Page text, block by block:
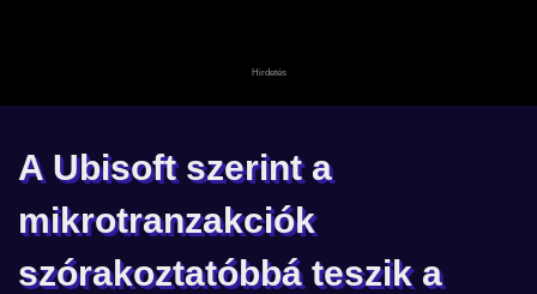
A Ubisoft szerint a
mikrotranzakciók
szórakoztatóbbá teszik a